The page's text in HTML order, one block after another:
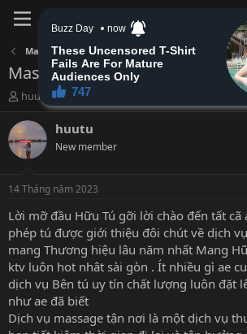
Massage tận nơi - Đấm bóp giác hơi
Massage Tại Nhà + Khách sạn +
B
t
đ
ầ
huutu
N
g
à
b
đ
ầ
u
14 Tháng năm 2023
huutu
New member
14 Tháng năm 2023
Lời mỡ đầu Hữu Tú gỡi lời chào đến tất cã
phép tú được giới thiệu đôi chút về dịch
mang Thương hiệu lâu năm nhất Mang
ktv luôn hot nhât sài gòn . Ít nhiều gì ae
dịch vụ Bên tú uy tín chất lượng luôn đặt
như ae đã biết
Dịch vụ massage tận nơi là một dịch vụ